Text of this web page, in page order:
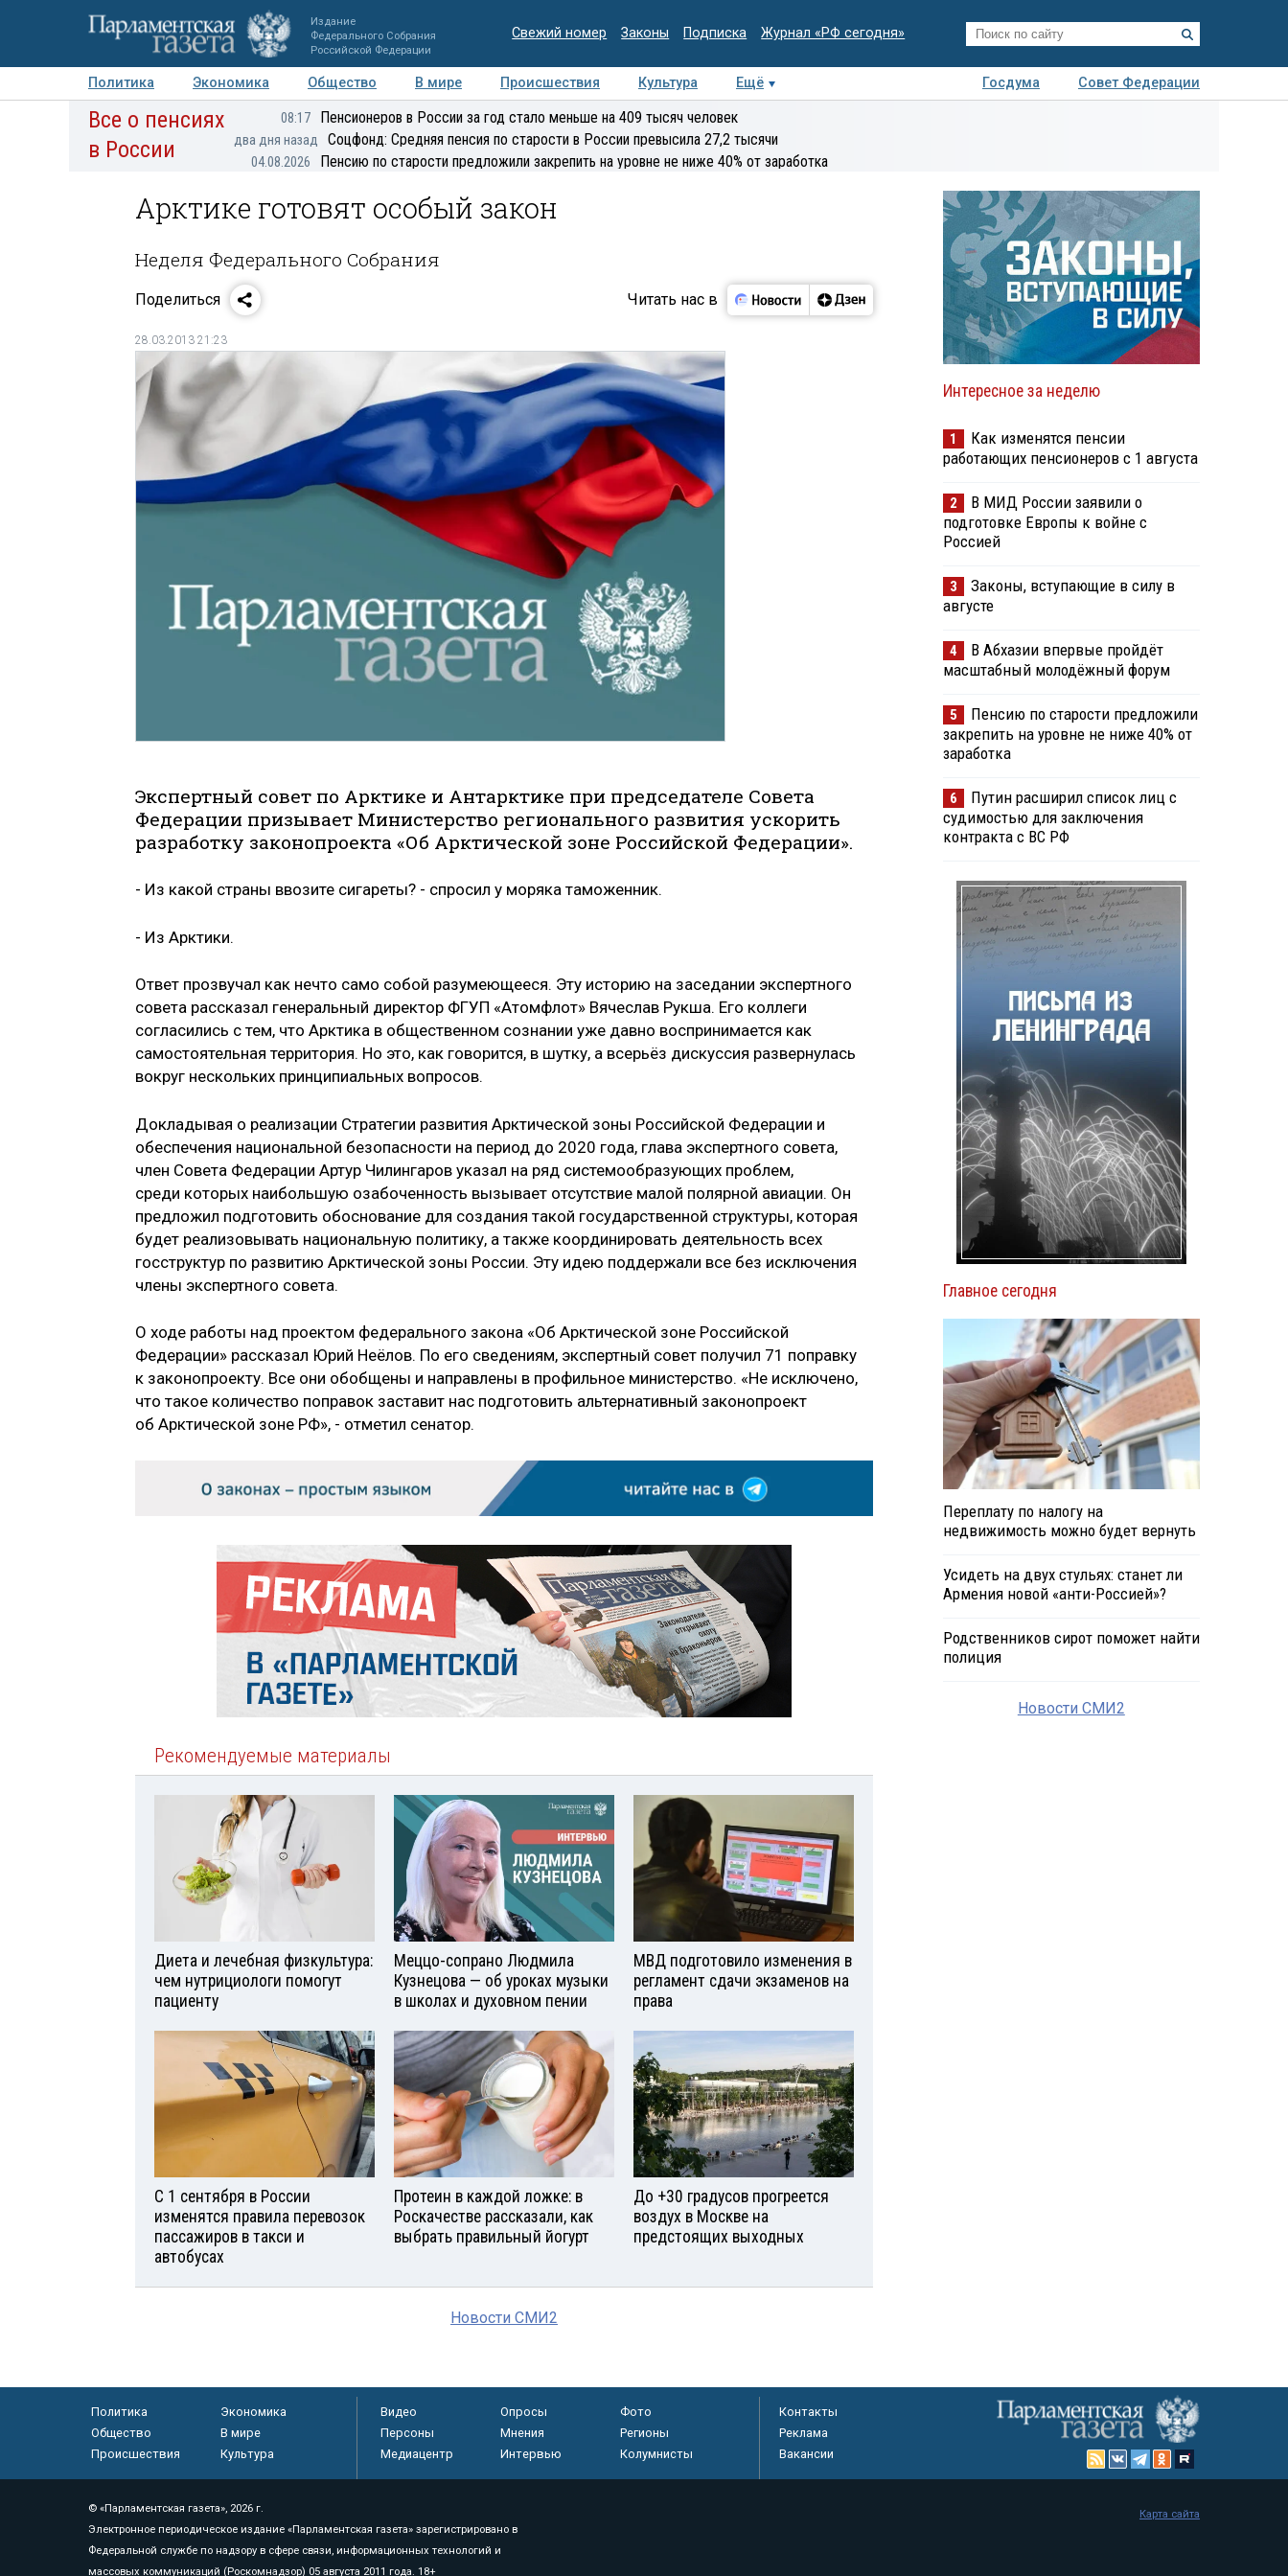
Издание
Федерального Собрания
Российской Федерации
Свежий номер Законы Подписка Журнал «РФ сегодня»
Политика Экономика Общество В мире Происшествия Культура Ещё Госдума
Совет Федерации
Авторы Персоны Мнения Регионы Медиацентр Интервью Колумнисты
Все о пенсиях
в России
08:17 Пенсионеров в России за год стало меньше на 409 тысяч человек
два дня назад Соцфонд: Средняя пенсия по старости в России превысила 27,2 тысячи
04.08.2026 Пенсию по старости предложили закрепить на уровне не ниже 40% от заработка
Арктике готовят особый закон
Неделя Федерального Собрания
Поделиться Читать нас в
28.03.2013 21:23
Экспертный совет по Арктике и Антарктике при председателе Совета
Федерации призывает Министерство регионального развития ускорить
разработку законопроекта «Об Арктической зоне Российской Федерации».
- Из какой страны ввозите сигареты? - спросил у моряка таможенник.
- Из Арктики.
Ответ прозвучал как нечто само собой разумеющееся. Эту историю на заседании экспертного
совета рассказал генеральный директор ФГУП «Атомфлот» Вячеслав Рукша. Его коллеги
согласились с тем, что Арктика в общественном сознании уже давно воспринимается как
самостоятельная территория. Но это, как говорится, в шутку, а всерьёз дискуссия развернулась
вокруг нескольких принципиальных вопросов.
Докладывая о реализации Стратегии развития Арктической зоны Российской Федерации и
обеспечения национальной безопасности на период до 2020 года, глава экспертного совета,
член Совета Федерации Артур Чилингаров указал на ряд системообразующих проб­лем,
среди которых наибольшую озабоченность вызывает отсутствие малой полярной авиации. Он
предложил подготовить обоснование для создания такой государственной структуры, которая
будет реализовывать национальную политику, а также координировать деятельность всех
госструктур по развитию Арктической зоны России. Эту идею поддержали все без исключения
члены экспертного совета.­
О ходе работы над проектом федерального закона «Об Арктической зоне Российской
Федерации» рассказал Юрий Неёлов. По его сведениям, экспертный совет получил 71 поправку
к законопроекту. Все они обобщены и направлены в профильное министерство. «Не исключено,
что такое количество поправок заставит нас подготовить альтернативный законопроект
об Арктической зоне РФ», - отметил сенатор.­
Рекомендуемые материалы
Диета и лечебная физкультура:
чем нутрициологи помогут
пациенту
Меццо-сопрано Людмила
Кузнецова — об уроках музыки
в школах и духовном пении
МВД подготовило изменения в
регламент сдачи экзаменов на
права
С 1 сентября в России
изменятся правила перевозок
пассажиров в такси и
автобусах
Протеин в каждой ложке: в
Роскачестве рассказали, как
выбрать правильный йогурт
До +30 градусов прогреется
воздух в Москве на
предстоящих выходных
Новости СМИ2
Интересное за неделю
1
Как изменятся пенсии
работающих пенсионеров с 1 августа
2
В МИД России заявили о
подготовке Европы к войне с
Россией
3
Законы, вступающие в силу в
августе
4
В Абхазии впервые пройдёт
масштабный молодёжный форум
5
Пенсию по старости предложили
закрепить на уровне не ниже 40% от
заработка
6
Путин расширил список лиц с
судимостью для заключения
контракта с ВС РФ
Главное сегодня
Переплату по налогу на
недвижимость можно будет вернуть
Усидеть на двух стульях: станет ли
Армения новой «анти-Россией»?
Родственников сирот поможет найти
полиция
Новости СМИ2
Политика
Экономика
Общество
В мире
Происшествия
Культура
Видео Опросы
Фото
Персоны
Мнения
Регионы
Медиацентр
Интервью Колумнисты
Контакты
Реклама
Вакансии
© «Парламентская газета», 2026 г.
Электронное периодическое издание «Парламентская газета» зарегистрировано в
Федеральной службе по надзору в сфере связи, информационных технологий и
массовых коммуникаций (Роскомнадзор) 05 августа 2011 года. 18+
Карта сайта